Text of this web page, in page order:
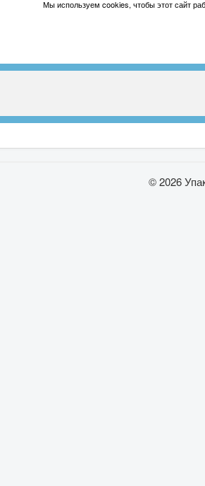
Мы используем cookies, чтобы этот сайт
© 2026